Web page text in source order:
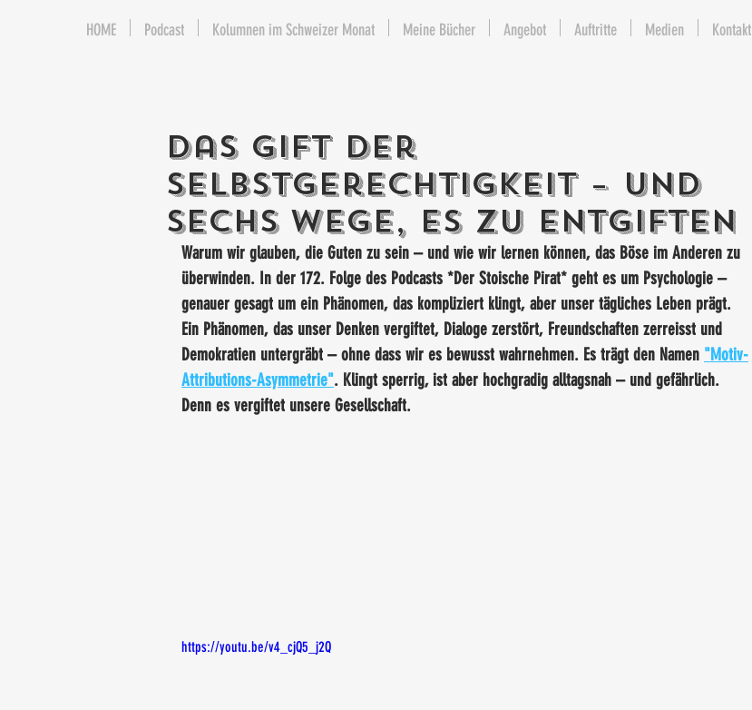
Das Gift der
Selbstgerechtigkeit – und
sechs Wege, es zu entgiften
Warum wir glauben, die Guten zu sein – und wie wir lernen können, das Böse im Anderen zu
überwinden. In der 172. Folge des Podcasts *Der Stoische Pirat* geht es um Psychologie –
genauer gesagt um ein Phänomen, das kompliziert klingt, aber unser tägliches Leben prägt.
Ein Phänomen, das unser Denken vergiftet, Dialoge zerstört, Freundschaften zerreisst und
Demokratien untergräbt – ohne dass wir es bewusst wahrnehmen. Es trägt den Namen "Motiv-
Attributions-Asymmetrie". Klingt sperrig, ist aber hochgradig alltagsnah – und gefährlich.
Denn es vergiftet unsere Gesellschaft.
https://youtu.be/v4_cjQ5_j2Q
HOME Podcast Kolumnen im Schweizer Monat Meine Bücher Angebot Auftritte Medien Kontakt